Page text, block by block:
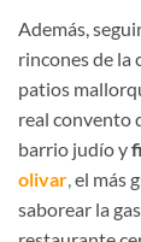
Además,
rincones de la
patios
real convento
barrio judío y
olivar,el más
saborear la